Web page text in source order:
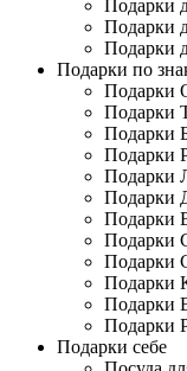
Подарки
Подарки
Подарки
Подарки по
Подарки
Подарки
Подарки
Подарки
Подарки
Подарки
Подарки
Подарки
Подарки
Подарки
Подарки
Подарки
Подарки себе